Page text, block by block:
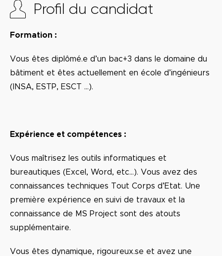
Profil du candidat
Formation :
Vous êtes diplômé.e d’un bac+3 dans le domaine du
bâtiment et êtes actuellement en école d’ingénieurs
(INSA, ESTP, ESCT …).
Expérience et compétences :
Vous maîtrisez les outils informatiques et
bureautiques (Excel, Word, etc…). Vous avez des
connaissances techniques Tout Corps d’Etat. Une
première expérience en suivi de travaux et la
connaissance de MS Project sont des atouts
supplémentaire.
Vous êtes dynamique, rigoureux.se et avez une